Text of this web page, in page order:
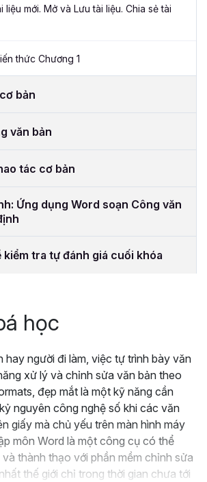
liệu mới. Mở và Lưu tài liệu. Chia sẻ tài
thức Chương 1
bản
văn bản
tác cơ bản
Ứng dụng Word soạn Công văn
kiểm tra tự đánh giá cuối khóa
học
hay người đi làm, việc tự trình bày văn
xử lý và chỉnh sửa văn bản theo
đẹp mắt là một kỹ năng cần
nguyên công nghệ số khi các văn
giấy mà chủ yếu trên màn hình máy
môn Word là một công cụ có thể
và thành thạo với phần mềm chỉnh sửa
thế giới chỉ trong thời gian chưa tới